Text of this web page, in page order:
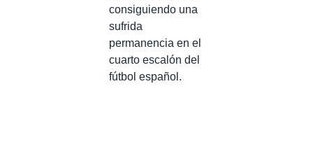
consiguiendo una
sufrida
permanencia en el
cuarto escalón del
fútbol español.